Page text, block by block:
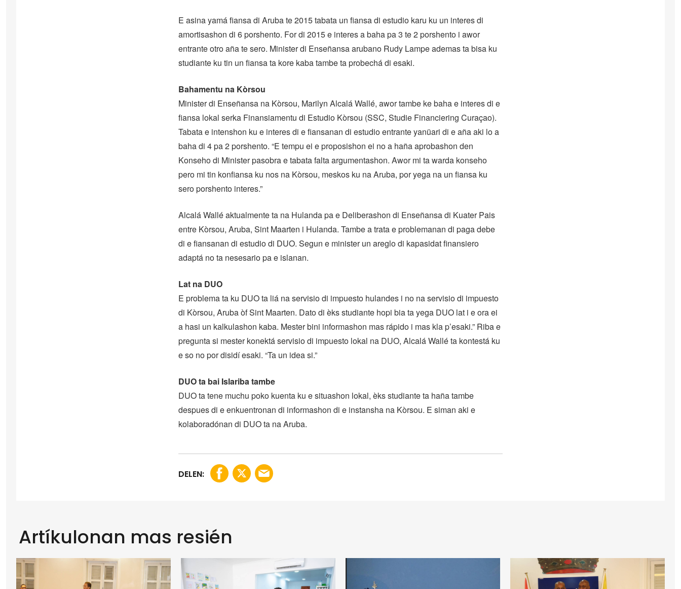
E asina yamá fiansa di Aruba te 2015 tabata un fiansa di estudio karu ku un interes di
amortisashon di 6 porshento. For di 2015 e interes a baha pa 3 te 2 porshento i awor
entrante otro aña te sero. Minister di Enseñansa arubano Rudy Lampe ademas ta bisa ku
studiante ku tin un fiansa ta kore kaba tambe ta probechá di esaki.
Bahamentu na Kòrsou
Minister di Enseñansa na Kòrsou, Marilyn Alcalá Wallé, awor tambe ke baha e interes di e
fiansa lokal serka Finansiamentu di Estudio Kòrsou (SSC, Studie Financiering Curaçao).
Tabata e intenshon ku e interes di e fiansanan di estudio entrante yanüari di e aña aki lo a
baha di 4 pa 2 porshento. “E tempu ei e proposishon ei no a haña aprobashon den
Konseho di Minister pasobra e tabata falta argumentashon. Awor mi ta warda konseho
pero mi tin konfiansa ku nos na Kòrsou, meskos ku na Aruba, por yega na un fiansa ku
sero porshento interes.”
Alcalá Wallé aktualmente ta na Hulanda pa e Deliberashon di Enseñansa di Kuater Pais
entre Kòrsou, Aruba, Sint Maarten i Hulanda. Tambe a trata e problemanan di paga debe
di e fiansanan di estudio di DUO. Segun e minister un areglo di kapasidat finansiero
adaptá no ta nesesario pa e islanan.
Lat na DUO
E problema ta ku DUO ta liá na servisio di impuesto hulandes i no na servisio di impuesto
di Kòrsou, Aruba òf Sint Maarten. Dato di èks studiante hopi bia ta yega DUO lat i e ora ei
a hasi un kalkulashon kaba. Mester bini informashon mas rápido i mas kla p’esaki.” Riba e
pregunta si mester konektá servisio di impuesto lokal na DUO, Alcalá Wallé ta kontestá ku
e so no por disidí esaki. “Ta un idea si.”
DUO ta bai Islariba tambe
DUO ta tene muchu poko kuenta ku e situashon lokal, èks studiante ta haña tambe
despues di e enkuentronan di informashon di e instansha na Kòrsou. E siman aki e
kolaboradónan di DUO ta na Aruba.
DELEN:
Artíkulonan mas resién